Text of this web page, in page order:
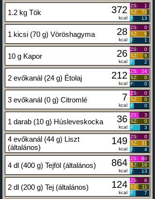
1.2 kg Tök 372
kcal
ZS:
1
SZ:
73
F:
13
1 kicsi (70 g) Vöröshagyma 28
kcal
ZS:
0
SZ:
6
F:
1
10 g Kapor 26
kcal
ZS:
0
SZ:
6
F:
2
2 evőkanál (24 g) Étolaj 212
kcal
ZS:
24
SZ:
0
F:
0
3 evőkanál (0 g) Citromlé 7
kcal
ZS:
0
SZ:
0
F:
0
1 darab (10 g) Húsleveskocka 36
kcal
ZS:
3
SZ:
0
F:
3
4 evőkanál (44 g) Liszt
(általános)
149
kcal
ZS:
0
SZ:
31
F:
4
4 dl (400 g) Tejföl (általános) 864
kcal
ZS:
80
SZ:
16
F:
13
2 dl (200 g) Tej (általános) 124
kcal
ZS:
6
SZ:
11
F:
7